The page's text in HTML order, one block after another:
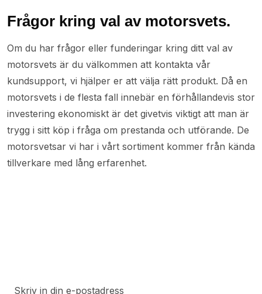
Frågor kring val av motorsvets.
Om du har frågor eller funderingar kring ditt val av
motorsvets är du välkommen att kontakta vår
kundsupport, vi hjälper er att välja rätt produkt. Då en
motorsvets i de flesta fall innebär en förhållandevis stor
investering ekonomiskt är det givetvis viktigt att man är
trygg i sitt köp i fråga om prestanda och utförande. De
motorsvetsar vi har i vårt sortiment kommer från kända
tillverkare med lång erfarenhet.